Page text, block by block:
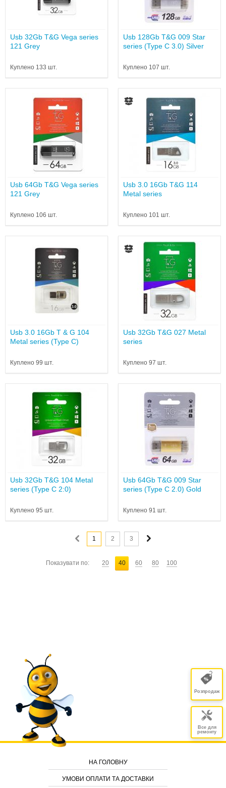
Usb 32Gb T&G Vega series
121 Grey
Куплено 133 шт.
Usb 128Gb T&G 009 Star
series (Type C 3.0) Silver
Куплено 107 шт.
Usb 64Gb T&G Vega series
121 Grey
Куплено 106 шт.
Usb 3.0 16Gb T&G 114
Metal series
Куплено 101 шт.
Usb 3.0 16Gb T & G 104
Metal series (Type C)
Куплено 99 шт.
Usb 32Gb T&G 027 Metal
series
Куплено 97 шт.
Usb 32Gb T&G 104 Metal
series (Type C 2:0)
Куплено 95 шт.
Usb 64Gb T&G 009 Star
series (Type C 2.0) Gold
Куплено 91 шт.
1 2 3
Показувати по: 20 40 60 80 100
Розпродаж
Все для
ремонту
НА ГОЛОВНУ
УМОВИ ОПЛАТИ ТА ДОСТАВКИ